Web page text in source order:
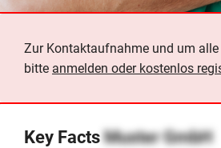
Zur Kontaktaufnahme und um alle
bitte anmelden oder kostenlos
Key FactsMuster GmbH